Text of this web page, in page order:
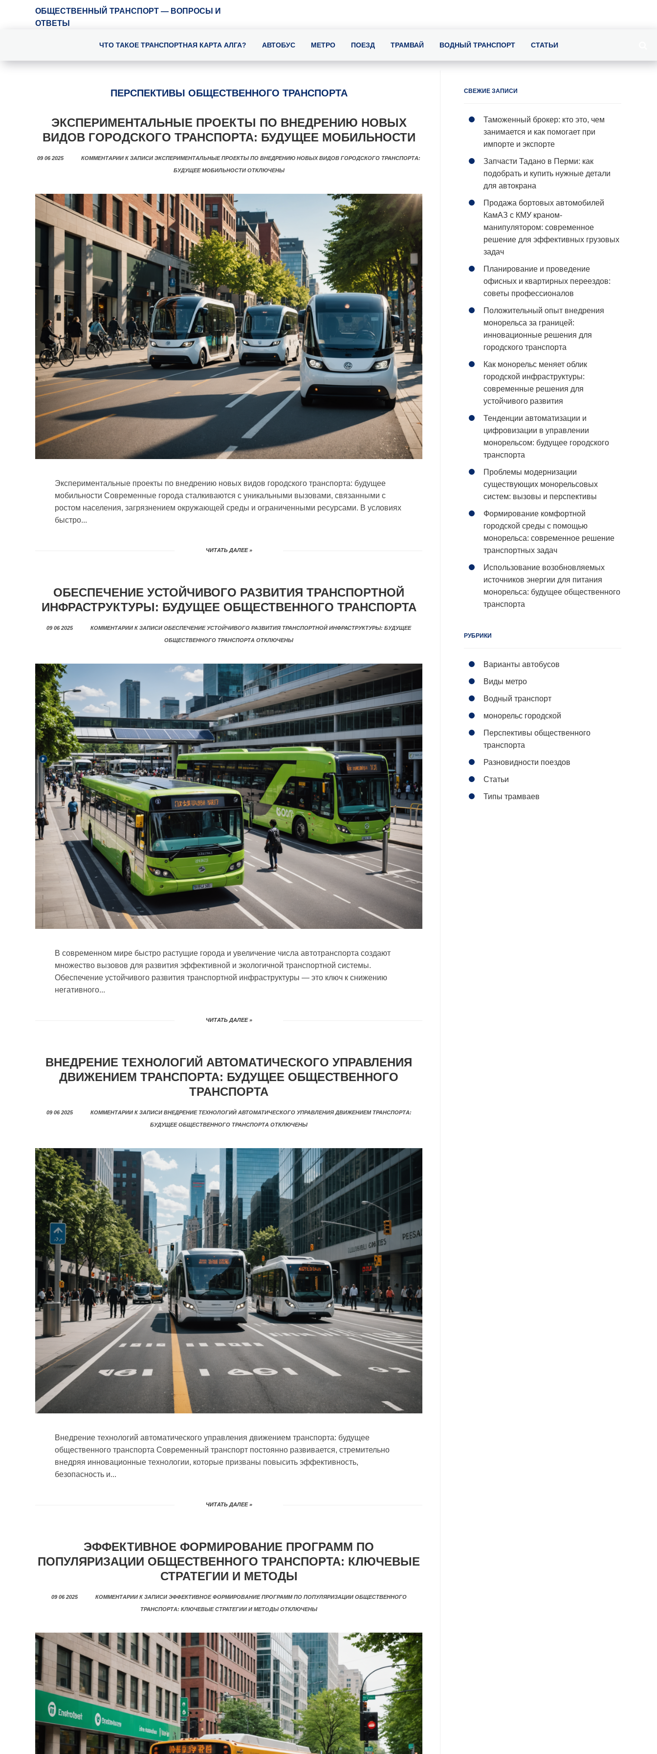
ОБЩЕСТВЕННЫЙ ТРАНСПОРТ — ВОПРОСЫ И
ОТВЕТЫ
ЧТО ТАКОЕ ТРАНСПОРТНАЯ КАРТА АЛГА? АВТОБУС МЕТРО ПОЕЗД ТРАМВАЙ ВОДНЫЙ ТРАНСПОРТ СТАТЬИ
ПЕРСПЕКТИВЫ ОБЩЕСТВЕННОГО ТРАНСПОРТА
ЭКСПЕРИМЕНТАЛЬНЫЕ ПРОЕКТЫ ПО ВНЕДРЕНИЮ НОВЫХ
ВИДОВ ГОРОДСКОГО ТРАНСПОРТА: БУДУЩЕЕ МОБИЛЬНОСТИ
09 06 2025 КОММЕНТАРИИ К ЗАПИСИ ЭКСПЕРИМЕНТАЛЬНЫЕ ПРОЕКТЫ ПО ВНЕДРЕНИЮ НОВЫХ ВИДОВ ГОРОДСКОГО ТРАНСПОРТА:
БУДУЩЕЕ МОБИЛЬНОСТИОТКЛЮЧЕНЫ
Экспериментальные проекты по внедрению новых видов городского транспорта: будущее
мобильности Современные города сталкиваются с уникальными вызовами, связанными с
ростом населения, загрязнением окружающей среды и ограниченными ресурсами. В условиях
быстро...
ЧИТАТЬ ДАЛЕЕ »
ОБЕСПЕЧЕНИЕ УСТОЙЧИВОГО РАЗВИТИЯ ТРАНСПОРТНОЙ
ИНФРАСТРУКТУРЫ: БУДУЩЕЕ ОБЩЕСТВЕННОГО ТРАНСПОРТА
09 06 2025 КОММЕНТАРИИ К ЗАПИСИ ОБЕСПЕЧЕНИЕ УСТОЙЧИВОГО РАЗВИТИЯ ТРАНСПОРТНОЙ ИНФРАСТРУКТУРЫ: БУДУЩЕЕ
ОБЩЕСТВЕННОГО ТРАНСПОРТА ОТКЛЮЧЕНЫ
В современном мире быстро растущие города и увеличение числа автотранспорта создают
множество вызовов для развития эффективной и экологичной транспортной системы.
Обеспечение устойчивого развития транспортной инфраструктуры — это ключ к снижению
негативного...
ЧИТАТЬ ДАЛЕЕ »
ВНЕДРЕНИЕ ТЕХНОЛОГИЙ АВТОМАТИЧЕСКОГО УПРАВЛЕНИЯ
ДВИЖЕНИЕМ ТРАНСПОРТА: БУДУЩЕЕ ОБЩЕСТВЕННОГО
ТРАНСПОРТА
09 06 2025 КОММЕНТАРИИК ЗАПИСИ ВНЕДРЕНИЕ ТЕХНОЛОГИЙ АВТОМАТИЧЕСКОГО УПРАВЛЕНИЯ ДВИЖЕНИЕМ ТРАНСПОРТА:
БУДУЩЕЕ ОБЩЕСТВЕННОГО ТРАНСПОРТА ОТКЛЮЧЕНЫ
Внедрение технологий автоматического управления движением транспорта: будущее
общественного транспорта Современный транспорт постоянно развивается, стремительно
внедряя инновационные технологии, которые призваны повысить эффективность,
безопасность и...
ЧИТАТЬ ДАЛЕЕ »
ЭФФЕКТИВНОЕ ФОРМИРОВАНИЕ ПРОГРАММ ПО
ПОПУЛЯРИЗАЦИИ ОБЩЕСТВЕННОГО ТРАНСПОРТА: КЛЮЧЕВЫЕ
СТРАТЕГИИ И МЕТОДЫ
09 06 2025 КОММЕНТАРИИК ЗАПИСИ ЭФФЕКТИВНОЕ ФОРМИРОВАНИЕ ПРОГРАММ ПО ПОПУЛЯРИЗАЦИИ ОБЩЕСТВЕННОГО
ТРАНСПОРТА: КЛЮЧЕВЫЕ СТРАТЕГИИ И МЕТОДЫ ОТКЛЮЧЕНЫ
СВЕЖИЕ ЗАПИСИ
Таможенный брокер: кто это, чем
занимается и как помогает при
импорте и экспорте
Запчасти Тадано в Перми: как
подобрать и купить нужные детали
для автокрана
Продажа бортовых автомобилей
КамАЗ с КМУ краном-
манипулятором: современное
решение для эффективных грузовых
задач
Планирование и проведение
офисных и квартирных переездов:
советы профессионалов
Положительный опыт внедрения
монорельса за границей:
инновационные решения для
городского транспорта
Как монорельс меняет облик
городской инфраструктуры:
современные решения для
устойчивого развития
Тенденции автоматизации и
цифровизации в управлении
монорельсом: будущее городского
транспорта
Проблемы модернизации
существующих монорельсовых
систем: вызовы и перспективы
Формирование комфортной
городской среды с помощью
монорельса: современное решение
транспортных задач
Использование возобновляемых
источников энергии для питания
монорельса: будущее общественного
транспорта
РУБРИКИ
Варианты автобусов
Виды метро
Водный транспорт
монорельс городской
Перспективы общественного
транспорта
Разновидности поездов
Статьи
Типы трамваев